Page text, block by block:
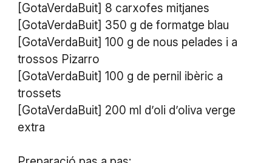
[GotaVerdaBuit] 8 carxofes mitjanes
[GotaVerdaBuit] 350 g de formatge blau
[GotaVerdaBuit] 100 g de nous pelades i a
trossos Pizarro
[GotaVerdaBuit] 100 g de pernil ibèric a
trossets
[GotaVerdaBuit] 200 ml d’oli d’oliva verge
extra